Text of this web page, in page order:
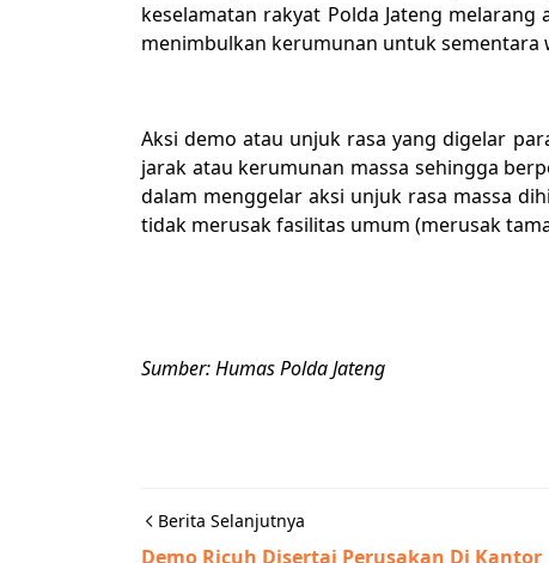
keselamatan rakyat Polda Jateng
menimbulkan kerumunan untuk sementara
Aksi demo atau unjuk rasa yang digelar
jarak atau kerumunan massa sehingga
dalam menggelar aksi unjuk rasa massa
tidak merusak fasilitas umum (merusak
Sumber: Humas Polda Jateng
Berita Selanjutnya
Demo Ricuh Disertai Perusakan Di Kantor